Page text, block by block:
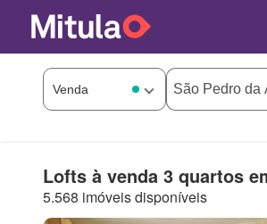
Lofts à venda 3 quartos
5.568 imóveis disponíveis